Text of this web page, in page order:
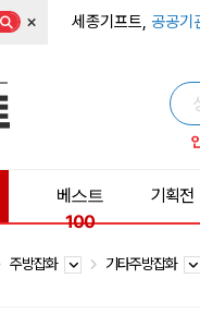
× 세종기프트, 공공기
베스트
100
기획전
주방잡화 기타주방잡화